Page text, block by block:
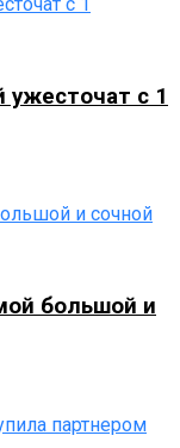
ужесточат с 1
большой и